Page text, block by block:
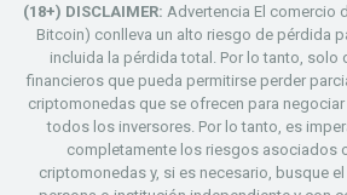
(18+) DISCLAIMER: Advertencia El comercio
Bitcoin) conlleva un alto riesgo de pérdida
incluida la pérdida total. Por lo tanto, solo
financieros que pueda permitirse perder
criptomonedas que se ofrecen para
todos los inversores. Por lo tanto, es
completamente los riesgos asociados
criptomonedas y, si es necesario, busque